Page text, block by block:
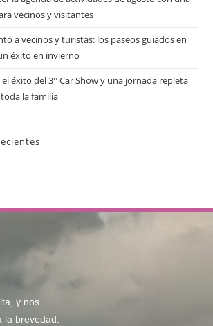
vecinos y visitantes
a vecinos y turistas: los paseos guiados en
éxito en invierno
éxito del 3° Car Show y una jornada repleta
la familia
y nos
la brevedad.